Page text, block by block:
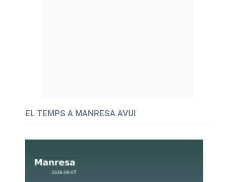
EL TEMPS A MANRESA AVUI